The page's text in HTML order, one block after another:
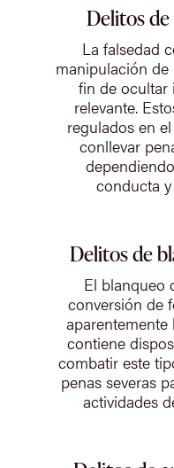
Delitos
La falsedad
manipulación
fin de ocultar
relevante.
regulados en
conllevar
conducta
Delitos de
El blanqueo
conversión de
aparentemente
contiene
combatir este
penas severas
actividades